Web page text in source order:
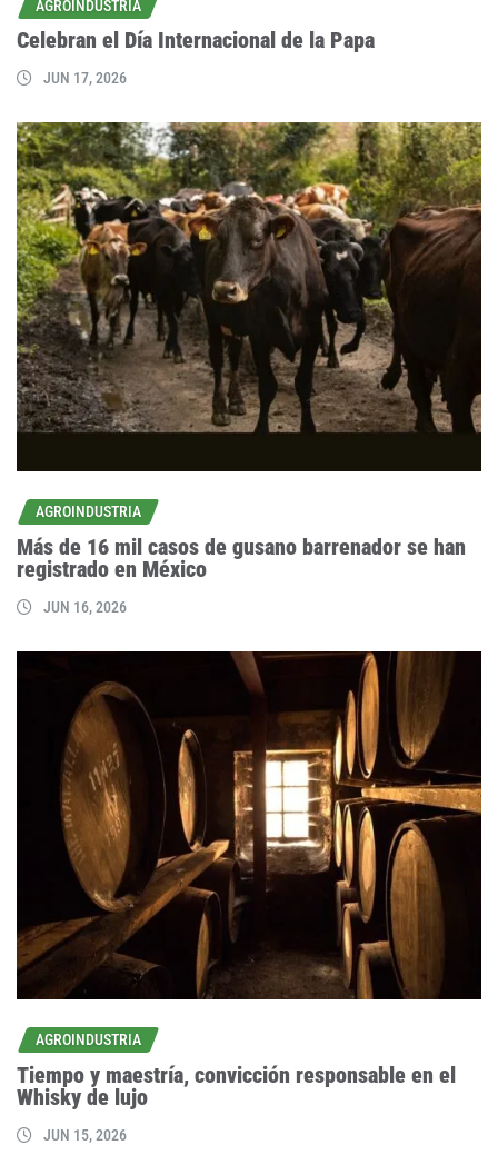
AGROINDUSTRIA
Celebran el Día Internacional de la Papa
JUN 17, 2026
AGROINDUSTRIA
Más de 16 mil casos de gusano barrenador se han
registrado en México
JUN 16, 2026
AGROINDUSTRIA
Tiempo y maestría, convicción responsable en el
Whisky de lujo
JUN 15, 2026